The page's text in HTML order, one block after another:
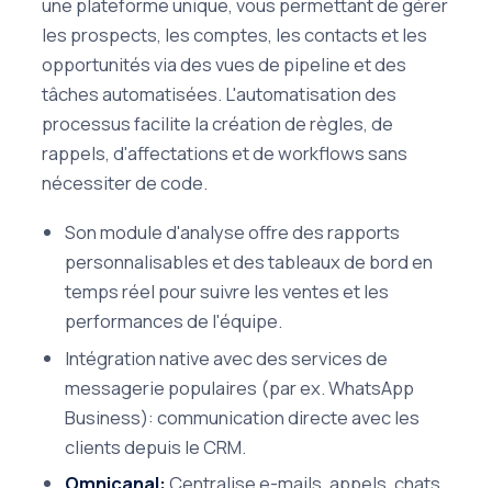
les prospects, les comptes, les contacts et les
opportunités via des vues de pipeline et des
tâches automatisées. L'automatisation des
processus facilite la création de règles, de
rappels, d'affectations et de workflows sans
nécessiter de code.
Son module d'analyse offre des rapports
personnalisables et des tableaux de bord en
temps réel pour suivre les ventes et les
performances de l'équipe.
Intégration native avec des services de
messagerie populaires (par ex. WhatsApp
Business): communication directe avec les
clients depuis le CRM.